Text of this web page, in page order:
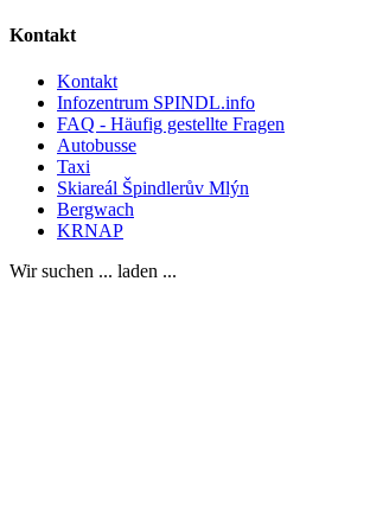
Kontakt
Kontakt
Infozentrum SPINDL.info
FAQ - Häufig gestellte Fragen
Autobusse
Taxi
Skiareál Špindlerův Mlýn
Bergwach
KRNAP
Wir suchen ... laden ...